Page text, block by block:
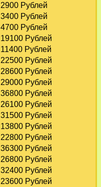
2900 Рублей
3400 Рублей
4700 Рублей
19100 Рублей
11400 Рублей
22500 Рублей
28600 Рублей
29000 Рублей
36800 Рублей
26100 Рублей
31500 Рублей
13800 Рублей
22800 Рублей
36300 Рублей
26800 Рублей
32400 Рублей
23600 Рублей